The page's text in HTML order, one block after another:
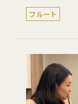
フルート